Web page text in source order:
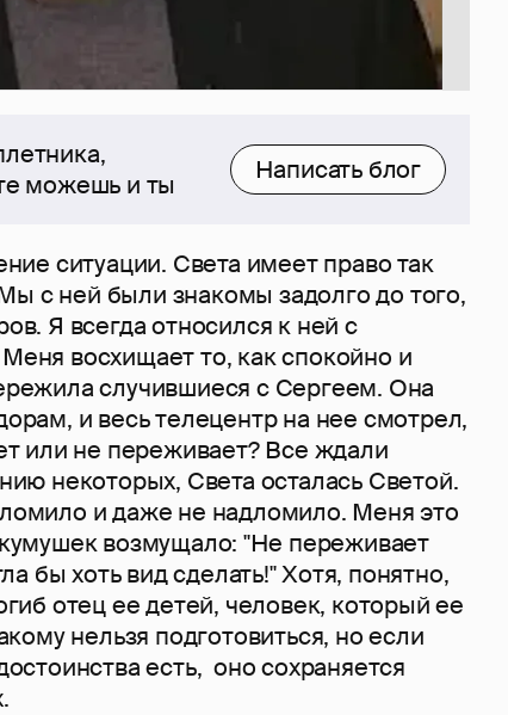
можешь и ты
Написать блог
ситуации. Света имеет право так
с ней были знакомы задолго до того,
Я всегда относился к ней с
восхищает то, как спокойно и
случившиеся с Сергеем. Она
и весь телецентр на нее смотрел,
или не переживает? Все ждали
некоторых, Света осталась Светой.
и даже не надломило. Меня это
возмущало: ''Не переживает
бы хоть вид сделать!'' Хотя, понятно,
отец ее детей, человек, который ее
нельзя подготовиться, но если
есть, оно сохраняется